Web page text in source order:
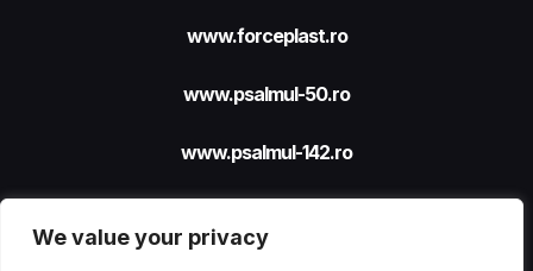
We value your privacy
www.forceplast.ro
www.psalmul-50.ro
www.psalmul-142.ro
Site realizat cu sprijinul